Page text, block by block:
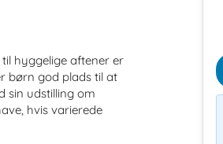
hyggelige aftener er
børn god plads til at
sin udstilling om
hvis varierede